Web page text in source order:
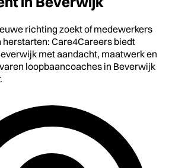
richting zoekt of medewerkers
Care4Careers biedt
met aandacht, maatwerk en
loopbaancoaches in Beverwijk